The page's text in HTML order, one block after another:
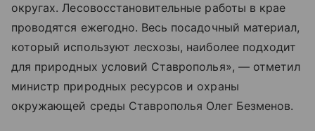
округах. Лесовосстановительные работы в крае
проводятся ежегодно. Весь посадочный материал,
который используют лесхозы, наиболее подходит
для природных условий Ставрополья», — отметил
министр природных ресурсов и охраны
окружающей среды Ставрополья Олег Безменов.